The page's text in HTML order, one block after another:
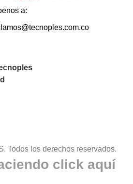
a:
Todos los derechos reservados.
click aquí